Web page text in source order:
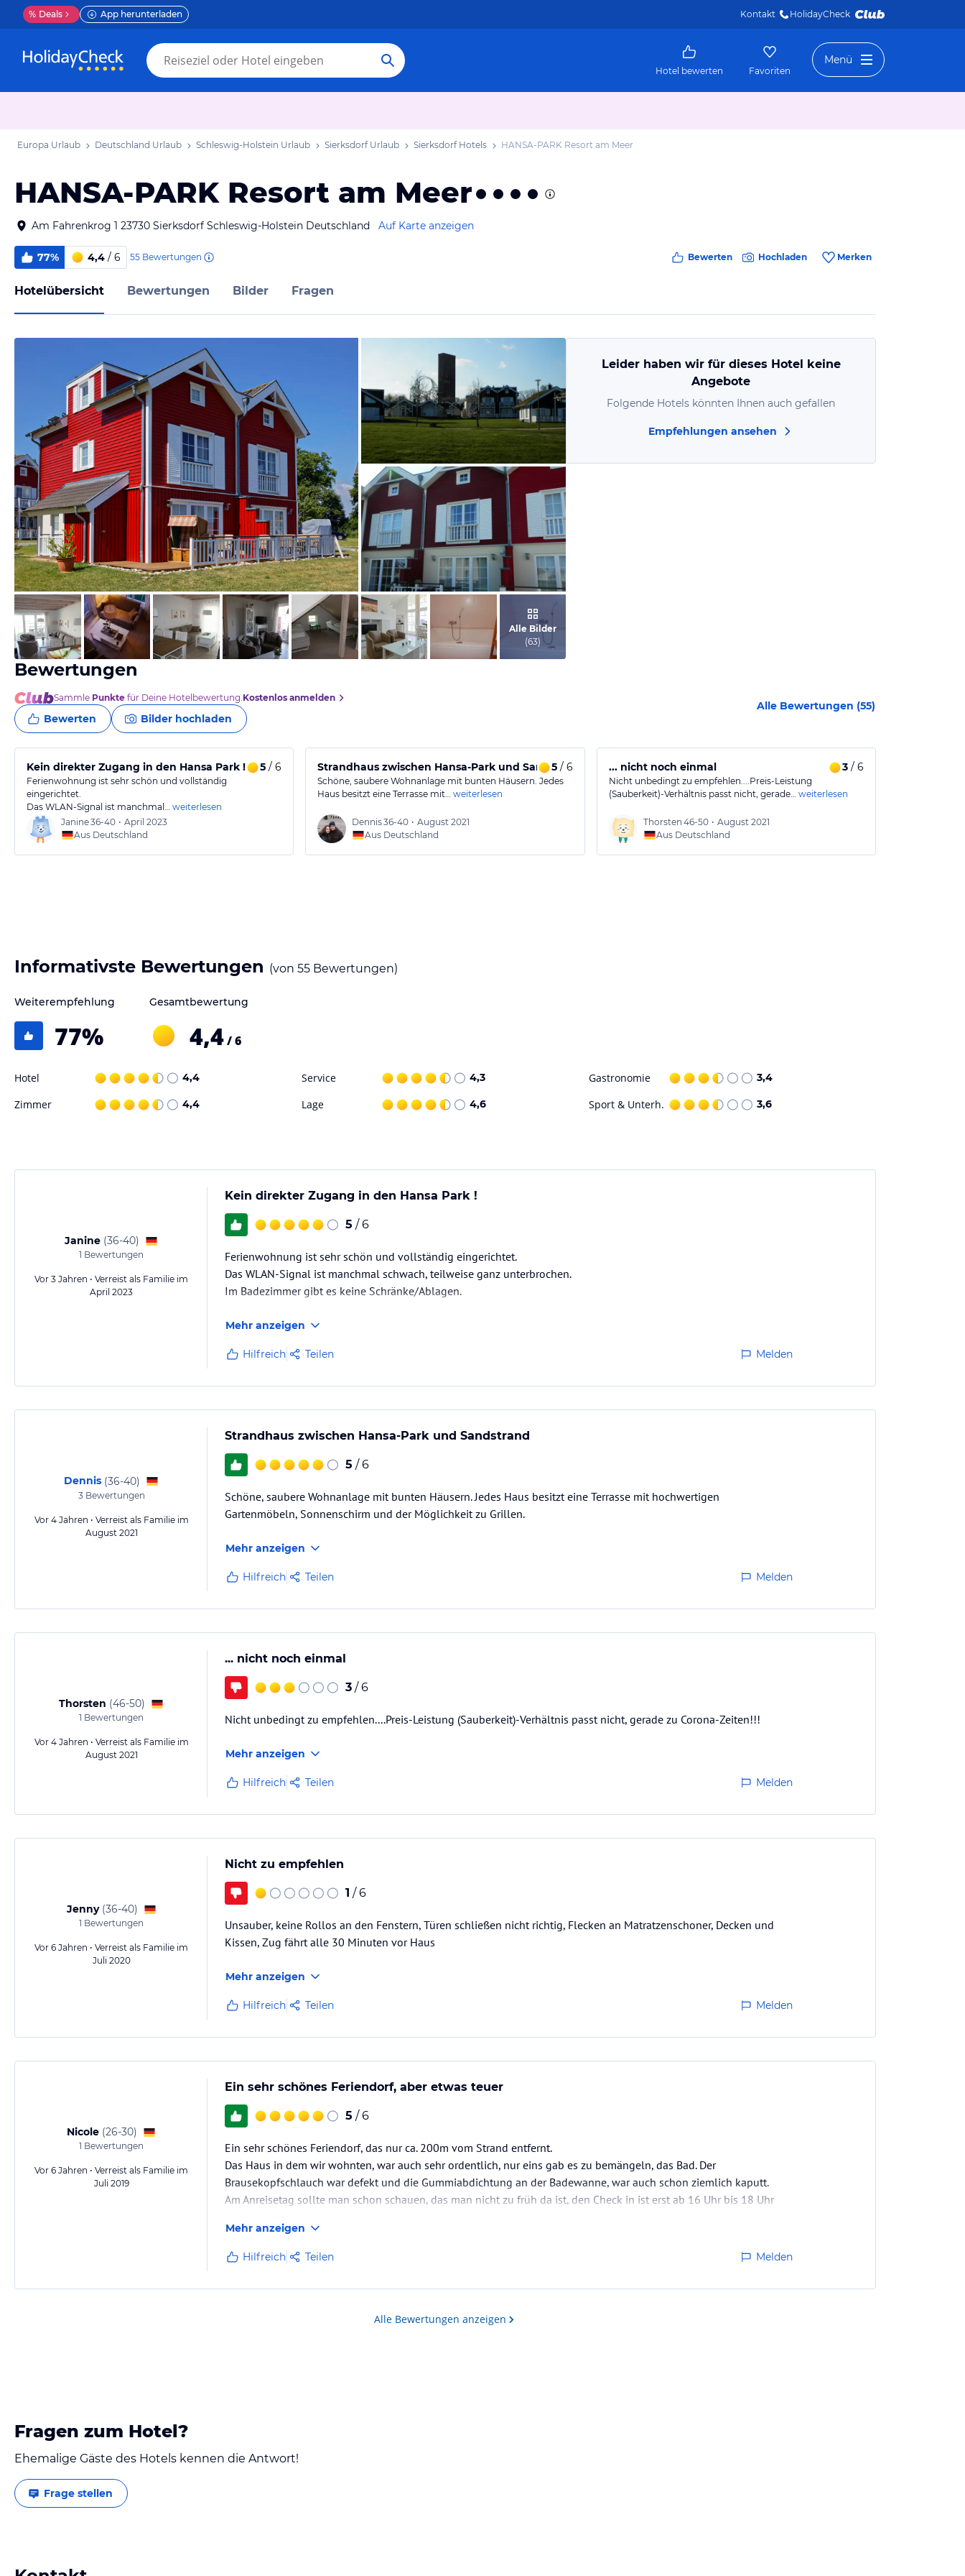
% Deals App herunterladen Kontakt HolidayCheck
Hotel bewerten Favoriten
Menü
Europa Urlaub Deutschland Urlaub Schleswig-Holstein Urlaub Sierksdorf Urlaub Sierksdorf Hotels HANSA-PARK Resort am Meer
HANSA-PARK Resort am Meer
Am Fahrenkrog 1 23730 Sierksdorf Schleswig-Holstein Deutschland Auf Karte anzeigen
77% 4,4 / 6 55 Bewertungen Bewerten Hochladen Merken
Hotelübersicht Bewertungen Bilder Fragen
vom Hotelier, März 2023
von Kerstin, April 2018
von Kerstin, April 2018
Alle Bilder
(63)
Leider haben wir für dieses Hotel keine
Angebote
Folgende Hotels könnten Ihnen auch gefallen
Empfehlungen ansehen
Bewertungen
Sammle Punkte für Deine Hotelbewertung.Kostenlos anmelden
Bewerten Bilder hochladen
Alle Bewertungen (55)
Kein direkter Zugang in den Hansa Park ! 5 / 6
Ferienwohnung ist sehr schön und vollständig
eingerichtet.
Das WLAN-Signal ist manchmal… weiterlesen
Janine36-40 • April 2023
Aus Deutschland
Strandhaus zwischen Hansa-Park und Sandstrand
5/ 6
Schöne, saubere Wohnanlage mit bunten Häusern. Jedes
Haus besitzt eine Terrasse mit… weiterlesen
Dennis36-40 • August 2021
Aus Deutschland
... nicht noch einmal 3/ 6
Nicht unbedingt zu empfehlen....Preis-Leistung
(Sauberkeit)-Verhältnis passt nicht, gerade… weiterlesen
Thorsten 46-50 • August 2021
Aus Deutschland
Informativste Bewertungen (von 55 Bewertungen)
Weiterempfehlung
77%
Gesamtbewertung
4,4/ 6
Hotel 4,4 Service 4,3 Gastronomie 3,4
Zimmer 4,4 Lage 4,6 Sport & Unterh. 3,6
Janine (36-40)
1 Bewertungen
Vor 3 Jahren • Verreist als Familie im
April 2023
Kein direkter Zugang in den Hansa Park !
5 / 6
Ferienwohnung ist sehr schön und vollständig eingerichtet.
Das WLAN-Signal ist manchmal schwach, teilweise ganz unterbrochen.
Im Badezimmer gibt es keine Schränke/Ablagen.
Mehr anzeigen
Hilfreich Teilen Melden
Dennis (36-40)
3Bewertungen
Vor 4 Jahren • Verreist als Familie im
August 2021
Strandhaus zwischen Hansa-Park und Sandstrand
5 / 6
Schöne, saubere Wohnanlage mit bunten Häusern. Jedes Haus besitzt eine Terrasse mit hochwertigen
Gartenmöbeln, Sonnenschirm und der Möglichkeit zu Grillen.
Mehr anzeigen
Hilfreich Teilen Melden
Thorsten (46-50)
1 Bewertungen
Vor 4 Jahren • Verreist als Familie im
August 2021
... nicht noch einmal
3 / 6
Nicht unbedingt zu empfehlen....Preis-Leistung (Sauberkeit)-Verhältnis passt nicht, gerade zu Corona-Zeiten!!!
Mehr anzeigen
Hilfreich Teilen Melden
Jenny (36-40)
1 Bewertungen
Vor 6 Jahren • Verreist als Familie im
Juli 2020
Nicht zu empfehlen
1 / 6
Unsauber, keine Rollos an den Fenstern, Türen schließen nicht richtig, Flecken an Matratzenschoner, Decken und
Kissen, Zug fährt alle 30 Minuten vor Haus
Mehr anzeigen
Hilfreich Teilen Melden
Nicole (26-30)
1 Bewertungen
Vor 6 Jahren • Verreist als Familie im
Juli 2019
Ein sehr schönes Feriendorf, aber etwas teuer
5 / 6
Ein sehr schönes Feriendorf, das nur ca. 200m vom Strand entfernt.
Das Haus in dem wir wohnten, war auch sehr ordentlich, nur eins gab es zu bemängeln, das Bad. Der
Brausekopfschlauch war defekt und die Gummiabdichtung an der Badewanne, war auch schon ziemlich kaputt.
Am Anreisetag sollte man schon schauen, das man nicht zu früh da ist, den Check in ist erst ab 16 Uhr bis 18 Uhr
keine richtige…
Mehr anzeigen
Hilfreich Teilen Melden
Alle Bewertungen anzeigen
Fragen zum Hotel?
Ehemalige Gäste des Hotels kennen die Antwort!
Frage stellen